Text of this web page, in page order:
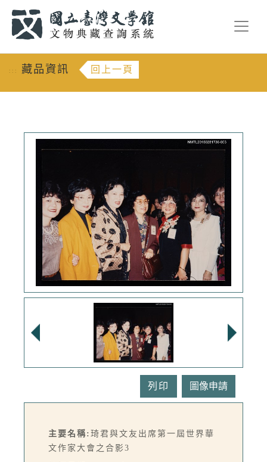
::: 藏品資訊 回上一頁
列印
主要名稱: 琦君與文友出席第一屆世界華
文作家大會之合影3